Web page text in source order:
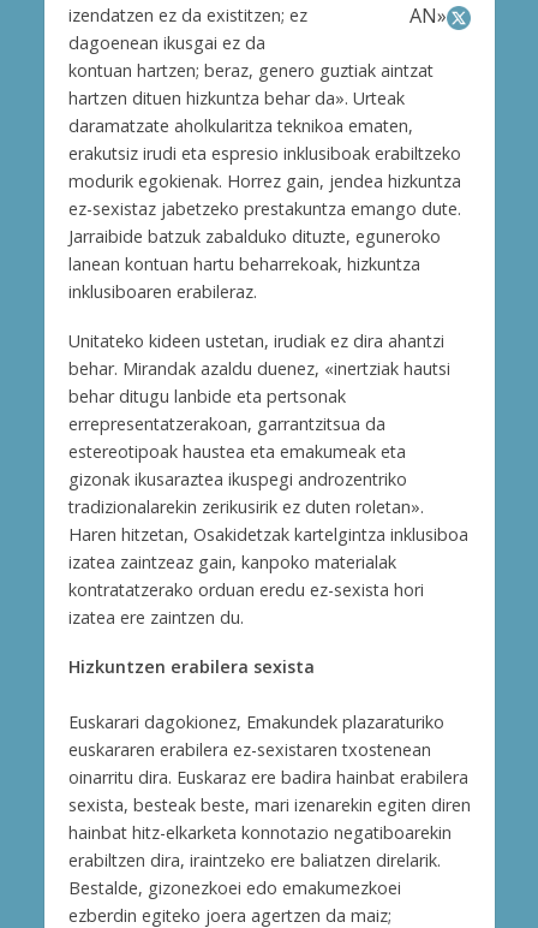
AN»
izendatzen ez da existitzen; ez
dagoenean ikusgai ez da
kontuan hartzen; beraz, genero guztiak aintzat
hartzen dituen hizkuntza behar da». Urteak
daramatzate aholkularitza teknikoa ematen,
erakutsiz irudi eta espresio inklusiboak erabiltzeko
modurik egokienak. Horrez gain, jendea hizkuntza
ez-sexistaz jabetzeko prestakuntza emango dute.
Jarraibide batzuk zabalduko dituzte, eguneroko
lanean kontuan hartu beharrekoak, hizkuntza
inklusiboaren erabileraz.
Unitateko kideen ustetan, irudiak ez dira ahantzi
behar. Mirandak azaldu duenez, «inertziak hautsi
behar ditugu lanbide eta pertsonak
errepresentatzerakoan, garrantzitsua da
estereotipoak haustea eta emakumeak eta
gizonak ikusaraztea ikuspegi androzentriko
tradizionalarekin zerikusirik ez duten roletan».
Haren hitzetan, Osakidetzak kartelgintza inklusiboa
izatea zaintzeaz gain, kanpoko materialak
kontratatzerako orduan eredu ez-sexista hori
izatea ere zaintzen du.
Hizkuntzen erabilera sexista
Euskarari dagokionez, Emakundek plazaraturiko
euskararen erabilera ez-sexistaren txostenean
oinarritu dira. Euskaraz ere badira hainbat erabilera
sexista, besteak beste, mari izenarekin egiten diren
hainbat hitz-elkarketa konnotazio negatiboarekin
erabiltzen dira, iraintzeko ere baliatzen direlarik.
Bestalde, gizonezkoei edo emakumezkoei
ezberdin egiteko joera agertzen da maiz;